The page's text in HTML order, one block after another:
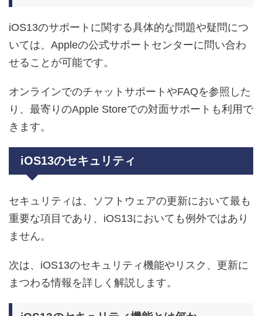
iOS13のサポートに関する具体的な問題や疑問につ
いては、Appleの公式サポートセンターに問い合わ
せることが可能です。
オンラインでのチャットサポートやFAQを参照した
り、最寄りのApple Storeでの対面サポートも利用で
きます。
iOS13のセキュリティ
セキュリティは、ソフトウェアの更新において最も
重要な項目であり、iOS13においても例外ではあり
ません。
次は、iOS13のセキュリティ機能やリスク、更新に
まつわる情報を詳しく解説します。